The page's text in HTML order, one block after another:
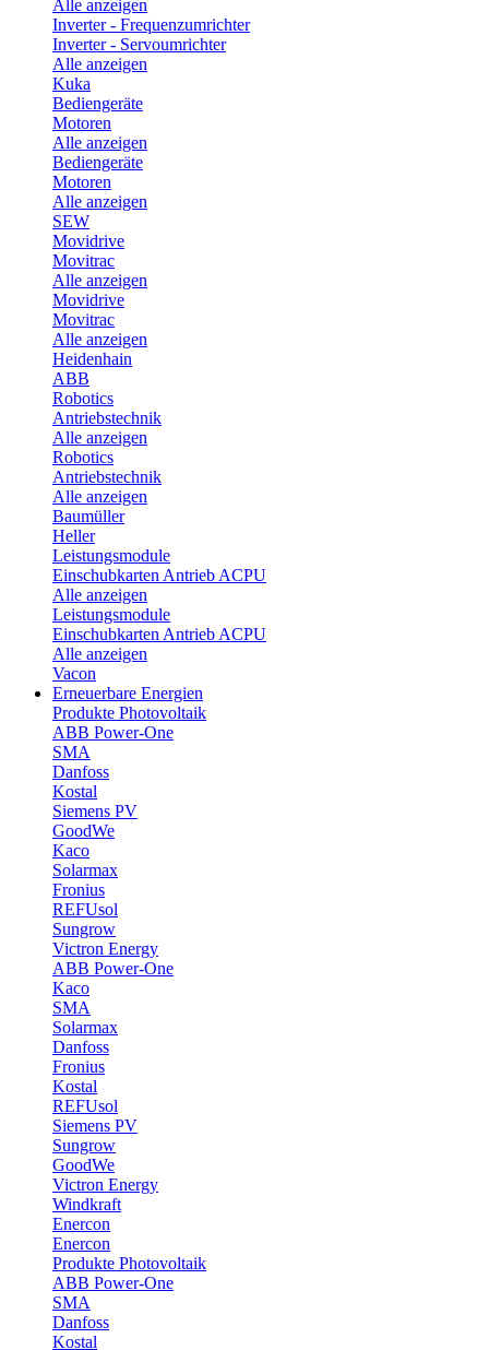
Alle anzeigen
Inverter - Frequenzumrichter
Inverter - Servoumrichter
Alle anzeigen
Kuka
Bediengeräte
Motoren
Alle anzeigen
Bediengeräte
Motoren
Alle anzeigen
SEW
Movidrive
Movitrac
Alle anzeigen
Movidrive
Movitrac
Alle anzeigen
Heidenhain
ABB
Robotics
Antriebstechnik
Alle anzeigen
Robotics
Antriebstechnik
Alle anzeigen
Baumüller
Heller
Leistungsmodule
Einschubkarten Antrieb ACPU
Alle anzeigen
Leistungsmodule
Einschubkarten Antrieb ACPU
Alle anzeigen
Vacon
Erneuerbare Energien
Produkte Photovoltaik
ABB Power-One
SMA
Danfoss
Kostal
Siemens PV
GoodWe
Kaco
Solarmax
Fronius
REFUsol
Sungrow
Victron Energy
ABB Power-One
Kaco
SMA
Solarmax
Danfoss
Fronius
Kostal
REFUsol
Siemens PV
Sungrow
GoodWe
Victron Energy
Windkraft
Enercon
Enercon
Produkte Photovoltaik
ABB Power-One
SMA
Danfoss
Kostal